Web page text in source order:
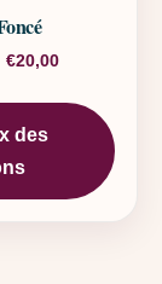
variations.
€20,00Plage de
des